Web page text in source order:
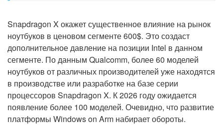
Snapdragon X окажет существенное влияние на рынок
ноутбуков в ценовом сегменте 600$. Это создаст
дополнительное давление на позиции Intel в данном
сегменте. По данным Qualcomm, более 60 моделей
ноутбуков от различных производителей уже находятся
в производстве или разработке на базе серии
процессоров Snapdragon X. К 2026 году ожидается
появление более 100 моделей. Очевидно, что развитие
платформы Windows on Arm набирает обороты.